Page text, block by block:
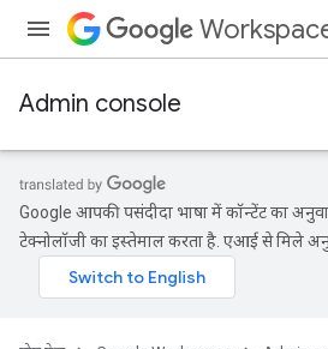
Admin console
Google आपकी पसंदीदा भाषा में कॉन्टेंट का
टेक्नोलॉजी का इस्तेमाल करता है. एआई से मिले